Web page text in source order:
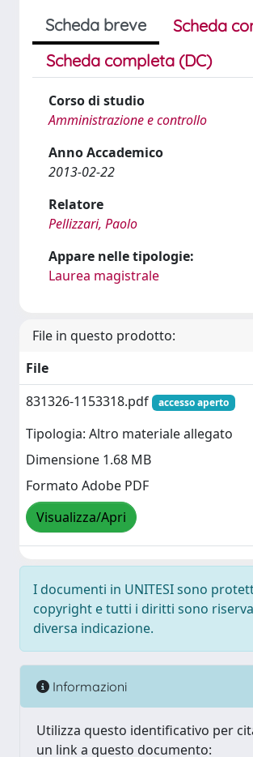
Scheda breve
Scheda
Scheda completa (DC)
Corso di studio
Amministrazione e controllo
Anno Accademico
2013-02-22
Relatore
Pellizzari, Paolo
Appare nelle tipologie:
Laurea magistrale
File in questo prodotto:
File
831326-1153318.pdf
accesso aperto
Tipologia: Altro materiale allegato
Dimensione 1.68 MB
Formato Adobe PDF
Visualizza/Apri
I documenti in UNITESI sono
copyright e tutti i diritti sono
diversa indicazione.
Informazioni
Utilizza questo identificativo per
un link a questo documento: